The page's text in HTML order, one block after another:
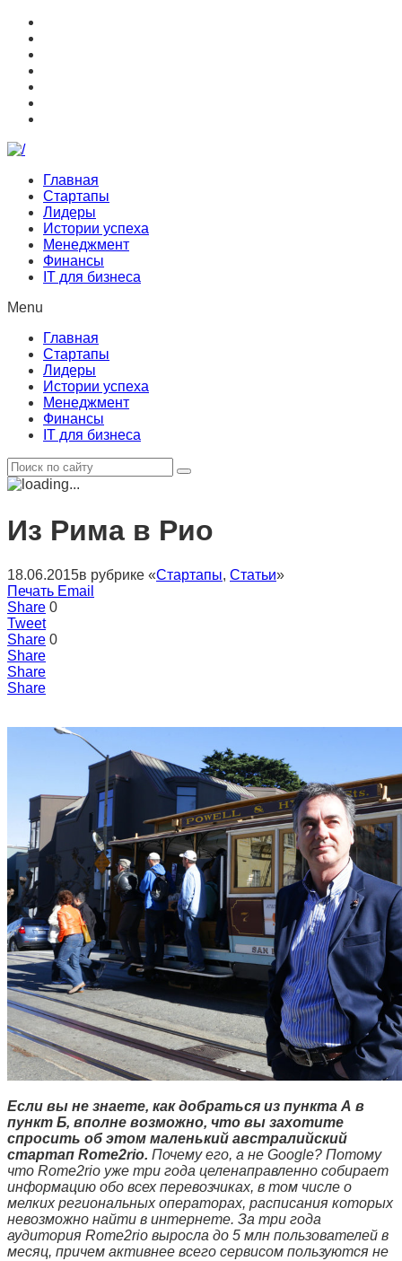
Главная
Стартапы
Лидеры
Истории успеха
Менеджмент
Финансы
IT для бизнеса
Menu
Главная
Стартапы
Лидеры
Истории успеха
Менеджмент
Финансы
IT для бизнеса
Из Рима в Рио
18.06.2015в рубрике «Стартапы, Статьи»
Печать Email
Share 0
Tweet
Share 0
Share
Share
Share
Если вы не знаете, как добраться из пункта А в
пункт Б, вполне возможно, что вы захотите
спросить об этом маленький австралийский
стартап Rome2rio. Почему его, а не Google? Потому
что Rome2rio уже три года целенаправленно собирает
информацию обо всех перевозчиках, в том числе о
мелких региональных операторах, расписания которых
невозможно найти в интернете. За три года
аудитория Rome2rio выросла до 5 млн пользователей в
месяц, причем активнее всего сервисом пользуются не